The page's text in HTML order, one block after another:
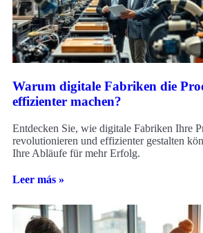
Warum digitale Fabriken die
effizienter machen?
Entdecken Sie, wie digitale Fabriken Ihre
revolutionieren und effizienter gestalten
Ihre Abläufe für mehr Erfolg.
Leer más »